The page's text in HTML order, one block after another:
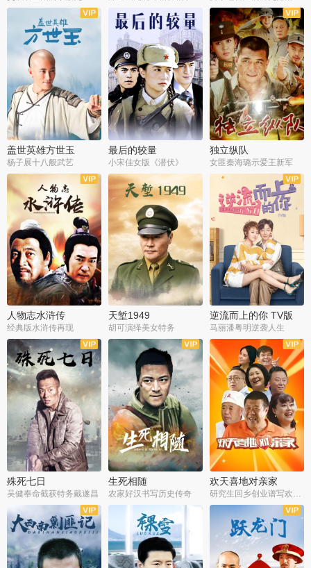
全36集
盖世英雄方世玉
杨子展十八般武艺
全28集
最后的较量
小宋佳女版《潜伏》
全44集
独立纵队
女匪秦海璐示爱王新军
全40集
人物志水浒传
经典版水浒传再现
全30集
天堑1949
胡可演绎美女特务
全43集
逆流而上的你 TV版
马丽潘粤明逆袭人生
全34集
殊死七日
吴健奉命截获特务戴遂昌
全21集
生死相随
农家好汉书写历史传奇
全35集
欢天喜地对亲家
全21集 全30集